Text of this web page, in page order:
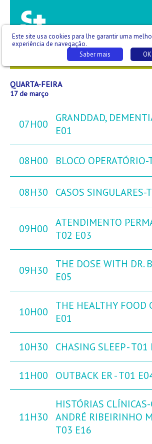
16 QUA 17
QUARTA-FEIRA
17 de março
07H00
GRANDDAD,
E01
08H00 BLOCO
08H30 CASOS SINGULARES-
09H00
ATENDIMENTO
T02 E03
09H30
THE DOSE WITH DR.
E05
10H00
THE HEALTHY FOOD
E01
10H30 CHASING SLEEP - T01
11H00 OUTBACK ER - T01
11H30
HISTÓRIAS CLÍNICAS-
ANDRÉ RIBEIRINHO
T03 E16
Este site usa cookies para lhe garantir uma
experiência de navegação.
OK
Saber mais